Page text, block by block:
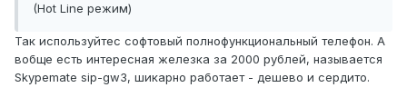
(Hot Line режим)
Так используйтес софтовый полнофункциональный телефон. А
вобще есть интересная железка за 2000 рублей, называется
Skypemate sip-gw3, шикарно работает - дешево и сердито.